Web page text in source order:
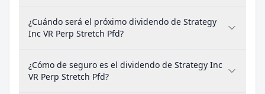
¿Cuándo será el próximo dividendo de Strategy
Inc VR Perp Stretch Pfd?
¿Cómo de seguro es el dividendo de Strategy Inc
VR Perp Stretch Pfd?